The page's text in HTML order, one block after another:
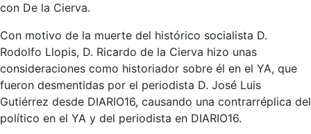
con De la Cierva.
Con motivo de la muerte del histórico socialista D.
Rodolfo Llopis, D. Ricardo de la Cierva hizo unas
consideraciones como historiador sobre él en el YA, que
fueron desmentidas por el periodista D. José Luis
Gutiérrez desde DIARIO16, causando una contrarréplica del
político en el YA y del periodista en DIARIO16.